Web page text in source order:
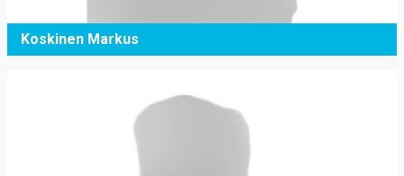
Koskinen Markus